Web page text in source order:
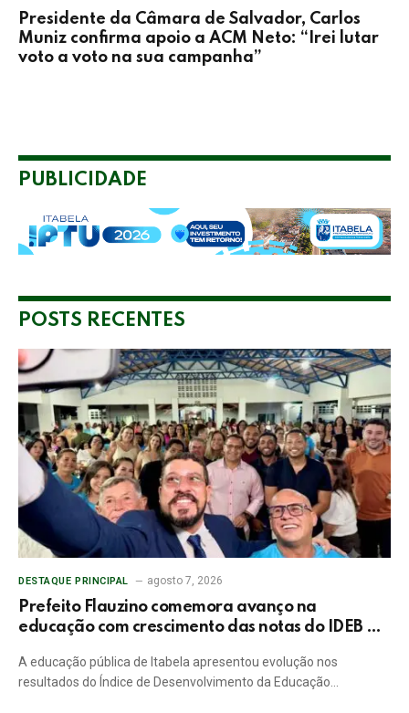
Presidente da Câmara de Salvador, Carlos
Muniz confirma apoio a ACM Neto: “Irei lutar
voto a voto na sua campanha”
PUBLICIDADE
POSTS RECENTES
DESTAQUE PRINCIPAL agosto 7, 2026
Prefeito Flauzino comemora avanço na
educação com crescimento das notas do IDEB da
A educação pública de Itabela apresentou evolução nos
resultados do Índice de Desenvolvimento da Educação…